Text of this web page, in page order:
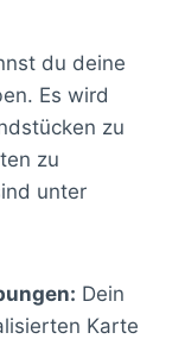
du deine
Es wird
zu
zu
unter
Dein
Karte